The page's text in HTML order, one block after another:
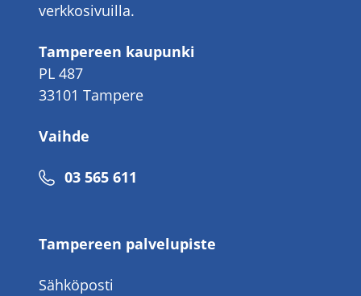
verkkosivuilla.
Tampereen kaupunki
PL 487
33101 Tampere
Vaihde
Puhelinnumero
03 565 611
Tampereen palvelupiste
Sähköposti